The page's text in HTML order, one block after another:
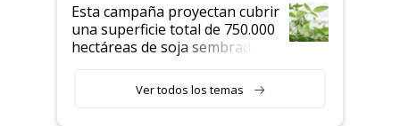
Esta campaña proyectan cubrir
una superficie total de 750.000
hectáreas de soja sembradas
variedades que marcan un
salto tecnológico en genética y
Ver todos los temas